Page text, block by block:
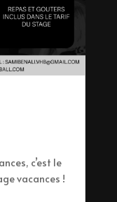
c’est le
vacances !